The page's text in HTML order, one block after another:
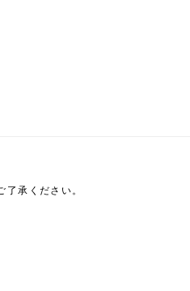
承ください。